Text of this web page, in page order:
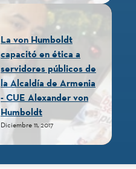
La von Humboldt
capacitó en ética a
servidores públicos de
la Alcaldía de Armenia
- CUE Alexander von
Humboldt
Diciembre 11, 2017